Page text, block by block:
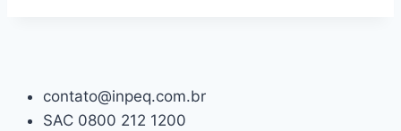
contato@inpeq.com.br
SAC 0800 212 1200